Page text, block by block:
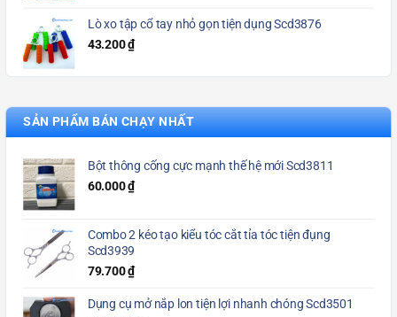
Lò xo tập cổ tay nhỏ gọn tiện dụng Scd3876
43.200₫
SẢN PHẨM BÁN CHẠY NHẤT
Bột thông cống cực mạnh thế hệ mới Scd3811
60.000₫
Combo 2 kéo tạo kiểu tóc cắt tỉa tóc tiện đụng
Scd3939
79.700₫
Dụng cụ mở nắp lon tiện lợi nhanh chóng Scd3501